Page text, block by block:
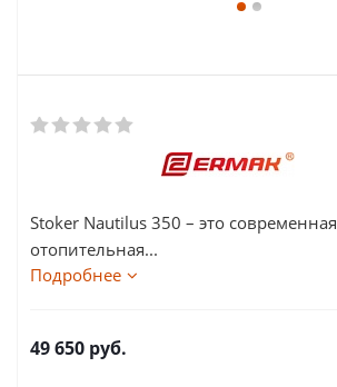
Stoker Nautilus 350 – это современная
отопительная...
Подробнее
49 650 руб.